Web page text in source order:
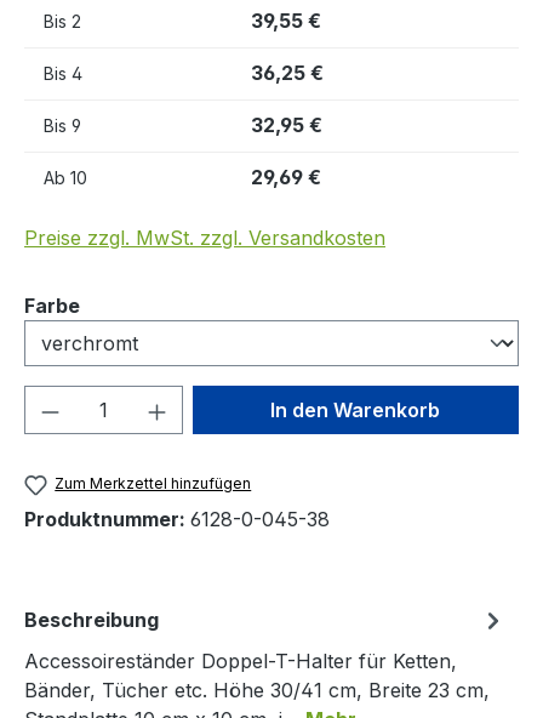
Bis 2 39,55 €
Bis 4 36,25 €
Bis 9 32,95 €
Ab 10 29,69 €
Preise zzgl. MwSt. zzgl. Versandkosten
Farbeauswählen
Produkt Anzahl: Gib denIn den Warenkorb
Zum Merkzettel hinzufügen
Produktnummer: 6128-0-045-38
Beschreibung
Accessoireständer Doppel-T-Halter für Ketten,
Bänder, Tücher etc. Höhe 30/41 cm, Breite 23 cm,